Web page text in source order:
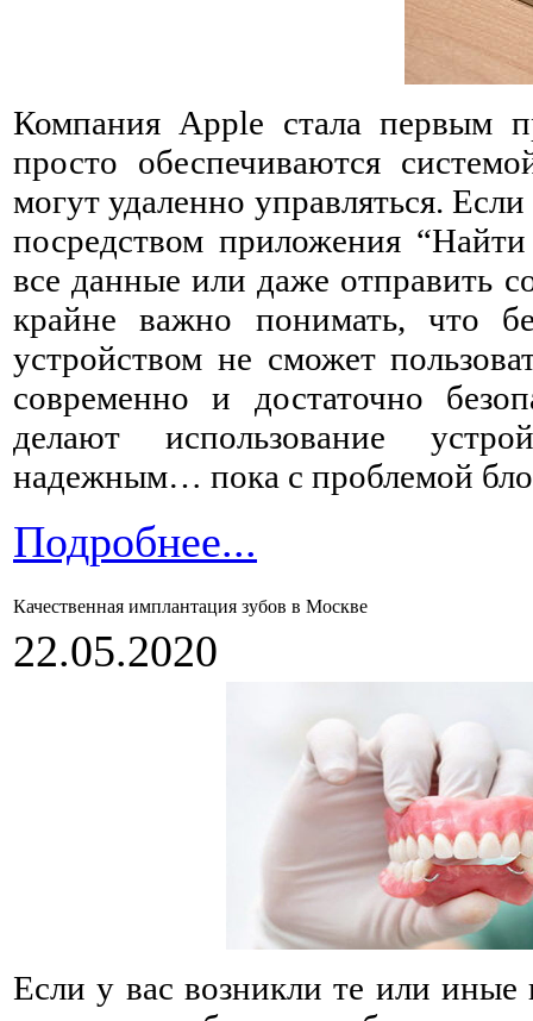
Компания Apple стала первым
просто обеспечиваются
могут удаленно управляться.
посредством приложения
все данные или даже отправить
крайне важно понимать, что
устройством не сможет
современно и достаточно
делают использование
надежным… пока с проблемой
Подробнее...
Качественная имплантация зубов в Москве
22.05.2020
Если у вас возникли те или иные